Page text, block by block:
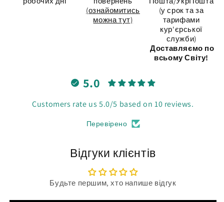
(ознайомитись
можна тут)
(у срок та за
тарифами
кур'єрської
служби)
Доставляємо по
всьому Світу!
5.0
Customers rate us 5.0/5 based on 10 reviews.
Перевірено
Відгуки клієнтів
Будьте першим, хто напише відгук